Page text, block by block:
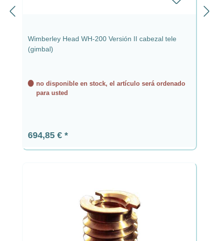
Wimberley Head WH-200 Versión II cabezal tele
(gimbal)
no disponible en stock, el artículo será ordenado
para usted
Precio normal:
694,85 €